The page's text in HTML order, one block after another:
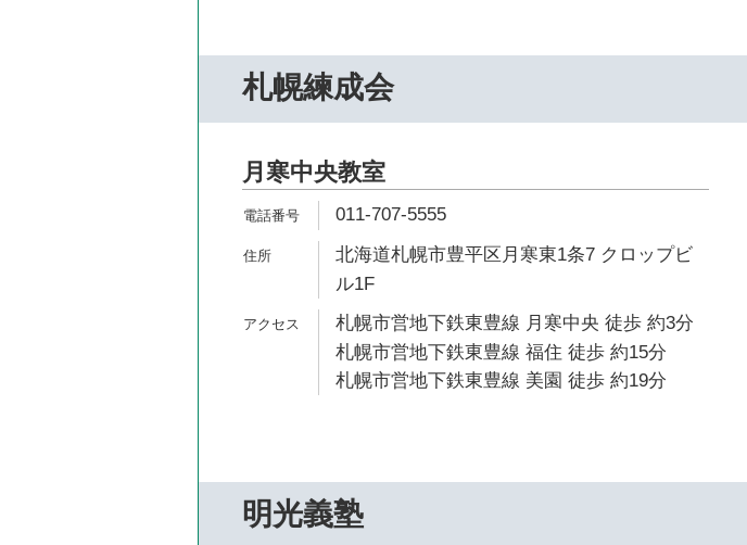
札幌練成会
月寒中央教室
011-707-5555
北海道札幌市豊平区月寒東1条7 クロップビ
ル1F
札幌市営地下鉄東豊線 月寒中央 徒歩 約3分
札幌市営地下鉄東豊線 福住 徒歩 約15分
札幌市営地下鉄東豊線 美園 徒歩 約19分
明光義塾